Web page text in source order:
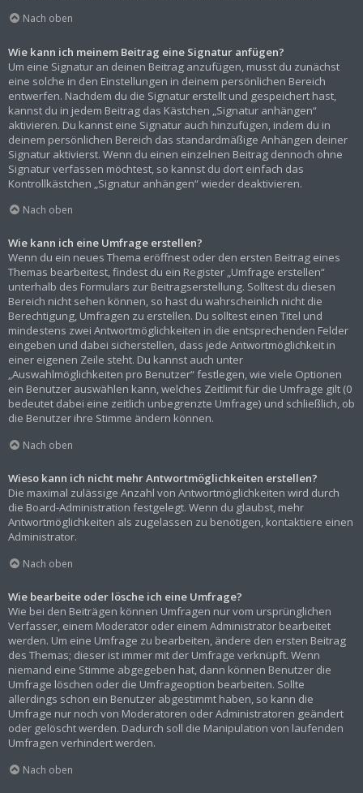
Nach oben
Wie kann ich meinem Beitrag eine Signatur anfügen?
Um eine Signatur an deinen Beitrag anzufügen, musst du zunächst
eine solche in den Einstellungen in deinem persönlichen Bereich
entwerfen. Nachdem du die Signatur erstellt und gespeichert hast,
kannst du in jedem Beitrag das Kästchen „Signatur anhängen“
aktivieren. Du kannst eine Signatur auch hinzufügen, indem du in
deinem persönlichen Bereich das standardmäßige Anhängen deiner
Signatur aktivierst. Wenn du einen einzelnen Beitrag dennoch ohne
Signatur verfassen möchtest, so kannst du dort einfach das
Kontrollkästchen „Signatur anhängen“ wieder deaktivieren.
Nach oben
Wie kann ich eine Umfrage erstellen?
Wenn du ein neues Thema eröffnest oder den ersten Beitrag eines
Themas bearbeitest, findest du ein Register „Umfrage erstellen“
unterhalb des Formulars zur Beitragserstellung. Solltest du diesen
Bereich nicht sehen können, so hast du wahrscheinlich nicht die
Berechtigung, Umfragen zu erstellen. Du solltest einen Titel und
mindestens zwei Antwortmöglichkeiten in die entsprechenden Felder
eingeben und dabei sicherstellen, dass jede Antwortmöglichkeit in
einer eigenen Zeile steht. Du kannst auch unter
„Auswahlmöglichkeiten pro Benutzer“ festlegen, wie viele Optionen
ein Benutzer auswählen kann, welches Zeitlimit für die Umfrage gilt (0
bedeutet dabei eine zeitlich unbegrenzte Umfrage) und schließlich, ob
die Benutzer ihre Stimme ändern können.
Nach oben
Wieso kann ich nicht mehr Antwortmöglichkeiten erstellen?
Die maximal zulässige Anzahl von Antwortmöglichkeiten wird durch
die Board-Administration festgelegt. Wenn du glaubst, mehr
Antwortmöglichkeiten als zugelassen zu benötigen, kontaktiere einen
Administrator.
Nach oben
Wie bearbeite oder lösche ich eine Umfrage?
Wie bei den Beiträgen können Umfragen nur vom ursprünglichen
Verfasser, einem Moderator oder einem Administrator bearbeitet
werden. Um eine Umfrage zu bearbeiten, ändere den ersten Beitrag
des Themas; dieser ist immer mit der Umfrage verknüpft. Wenn
niemand eine Stimme abgegeben hat, dann können Benutzer die
Umfrage löschen oder die Umfrageoption bearbeiten. Sollte
allerdings schon ein Benutzer abgestimmt haben, so kann die
Umfrage nur noch von Moderatoren oder Administratoren geändert
oder gelöscht werden. Dadurch soll die Manipulation von laufenden
Umfragen verhindert werden.
Nach oben